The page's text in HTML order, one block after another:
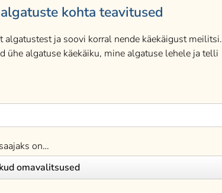
kohta teavitused
algatustest ja soovi korral nende käekäigust meilitsi.
ühe algatuse käekäiku, mine algatuse lehele ja telli
on…